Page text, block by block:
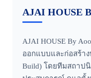
AJAI HOUSE
AJAI HOUSE By
ออกแบบและก่อสร้า
Build) โดยทีมสถาป